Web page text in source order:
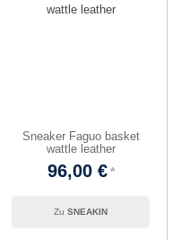
Sneaker Faguo basket
wattle leather
96,00 €
SNEAKIN